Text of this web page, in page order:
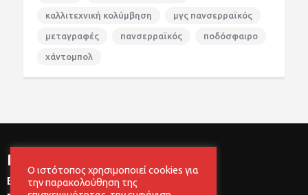
καλλιτεχνική κολύμβηση μγς πανσερραϊκός
μεταγραφές πανσερραϊκός ποδόσφαιρο
χάντομπολ
newsletter
Εγγραφείτε στο newsletter του Μ.Γ.Σ
Ο ιστότοπος χρησιμοποιεί cookies για
την παρακολούθηση της